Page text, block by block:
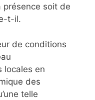
présence soit de
t-il.
de conditions
locales en
des
telle